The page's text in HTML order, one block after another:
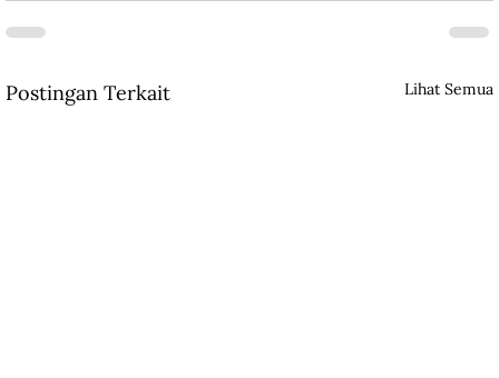
Postingan Terkait Lihat Semua